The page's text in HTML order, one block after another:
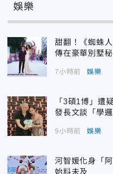
娛樂
甜翻！《蜘蛛
傳在豪華別墅
7小時前 娛樂
「3碩1博」遭
發長文談「學邏
9小時前 娛樂
河智媛化身「
始料未及